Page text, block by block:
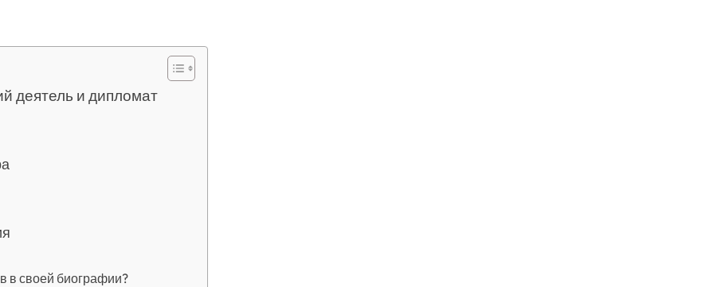
деятель и дипломат
в своей биографии?